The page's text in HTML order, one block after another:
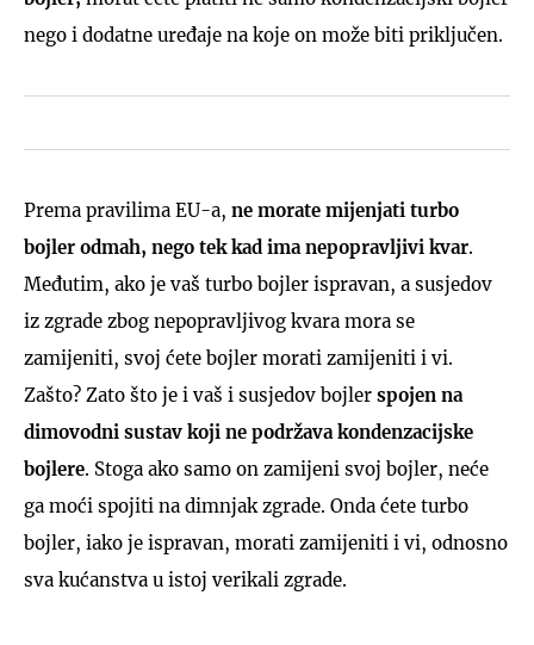
nego i dodatne uređaje na koje on može biti priključen.
Prema pravilima EU-a, ne morate mijenjati turbo
bojler odmah, nego tek kad ima nepopravljivi kvar.
Međutim, ako je vaš turbo bojler ispravan, a susjedov
iz zgrade zbog nepopravljivog kvara mora se
zamijeniti, svoj ćete bojler morati zamijeniti i vi.
Zašto? Zato što je i vaš i susjedov bojler spojen na
dimovodni sustav koji ne podržava kondenzacijske
bojlere. Stoga ako samo on zamijeni svoj bojler, neće
ga moći spojiti na dimnjak zgrade. Onda ćete turbo
bojler, iako je ispravan, morati zamijeniti i vi, odnosno
sva kućanstva u istoj verikali zgrade.